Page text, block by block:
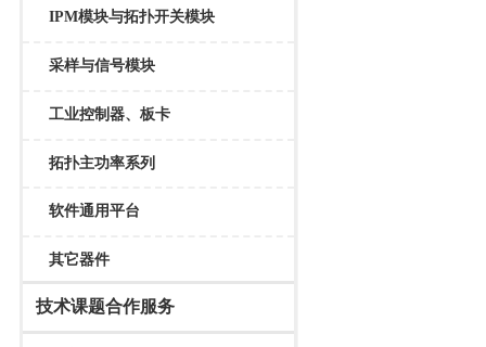
IPM模块与拓扑开关模块
采样与信号模块
工业控制器、板卡
拓扑主功率系列
软件通用平台
其它器件
技术课题合作服务